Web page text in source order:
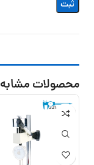
محصولات مشابه